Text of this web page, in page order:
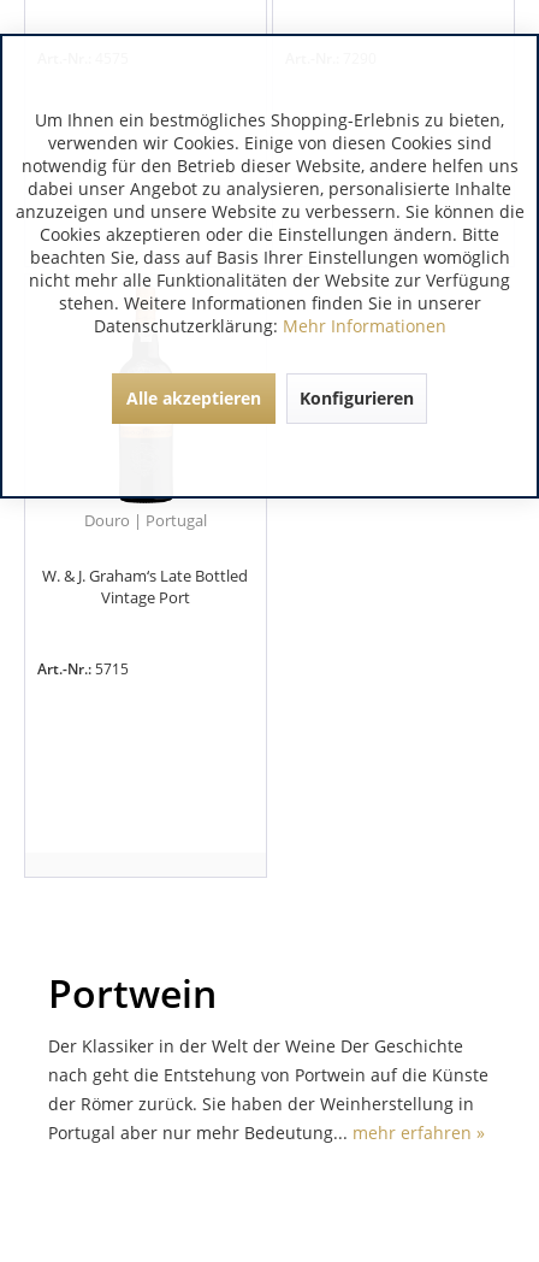
Douro | Portugal
W. & J. Graham‘s Late Bottled
Vintage Port
Art.-Nr.:5715
Portwein
Der Klassiker in der Welt der Weine Der Geschichte
nach geht die Entstehung von Portwein auf die Künste
der Römer zurück. Sie haben der Weinherstellung in
Portugal aber nur mehr Bedeutung... mehr erfahren »
Um Ihnen ein bestmögliches Shopping-Erlebnis zu bieten,
verwenden wir Cookies. Einige von diesen Cookies sind
notwendig für den Betrieb dieser Website, andere helfen uns
dabei unser Angebot zu analysieren, personalisierte Inhalte
anzuzeigen und unsere Website zu verbessern. Sie können die
Cookies akzeptieren oder die Einstellungen ändern. Bitte
beachten Sie, dass auf Basis Ihrer Einstellungen womöglich
nicht mehr alle Funktionalitäten der Website zur Verfügung
stehen. Weitere Informationen finden Sie in unserer
Datenschutzerklärung: Mehr Informationen
Alle akzeptieren Konfigurieren